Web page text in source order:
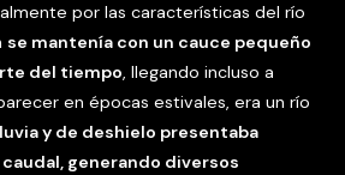
por las características del río
se mantenía con un cauce pequeño
del tiempo, llegando incluso a
en épocas estivales, era un río
y de deshielo presentaba
generando diversos